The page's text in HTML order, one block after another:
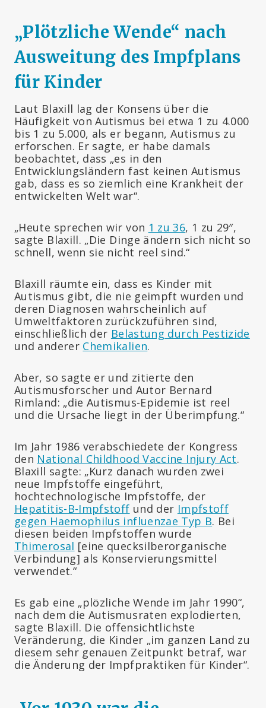
„Plötzliche Wende“ nach
Ausweitung des Impfplans
für Kinder
Laut Blaxill lag der Konsens über die
Häufigkeit von Autismus bei etwa 1 zu 4.000
bis 1 zu 5.000, als er begann, Autismus zu
erforschen. Er sagte, er habe damals
beobachtet, dass „es in den
Entwicklungsländern fast keinen Autismus
gab, dass es so ziemlich eine Krankheit der
entwickelten Welt war“.
„Heute sprechen wir von 1 zu 36, 1 zu 29″,
sagte Blaxill. „Die Dinge ändern sich nicht so
schnell, wenn sie nicht reel sind.“
Blaxill räumte ein, dass es Kinder mit
Autismus gibt, die nie geimpft wurden und
deren Diagnosen wahrscheinlich auf
Umweltfaktoren zurückzuführen sind,
einschließlich der Belastung durch Pestizide
und anderer Chemikalien.
Aber, so sagte er und zitierte den
Autismusforscher und Autor Bernard
Rimland: „die Autismus-Epidemie ist reel
und die Ursache liegt in der Überimpfung.“
Im Jahr 1986 verabschiedete der Kongress
den National Childhood Vaccine Injury Act.
Blaxill sagte: „Kurz danach wurden zwei
neue Impfstoffe eingeführt,
hochtechnologische Impfstoffe, der
Hepatitis-B-Impfstoff und der Impfstoff
gegen Haemophilus influenzae Typ B. Bei
diesen beiden Impfstoffen wurde
Thimerosal [eine quecksilberorganische
Verbindung] als Konservierungsmittel
verwendet.“
Es gab eine „plözliche Wende im Jahr 1990“,
nach dem die Autismusraten explodierten,
sagte Blaxill. Die offensichtlichste
Veränderung, die Kinder „im ganzen Land zu
diesem sehr genauen Zeitpunkt betraf, war
die Änderung der Impfpraktiken für Kinder“.